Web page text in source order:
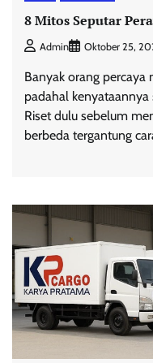
8 Mitos Seputar
Admin Oktober 25,
Banyak orang percaya
padahal kenyataannya
Riset dulu sebelum
berbeda tergantung